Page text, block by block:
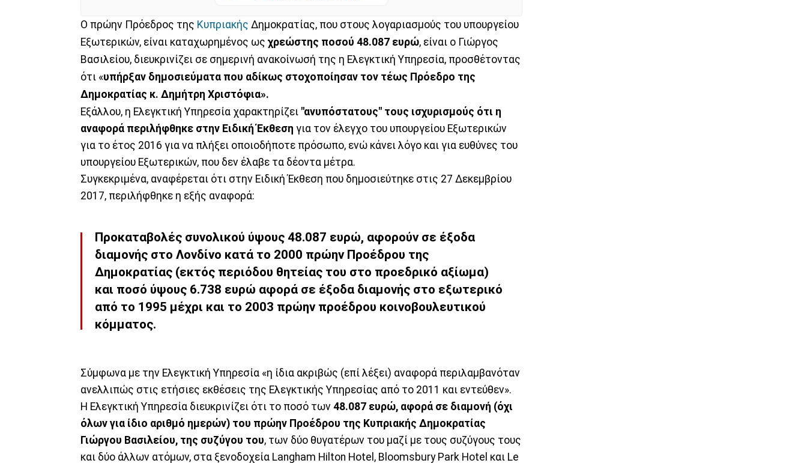
Ο πρώην Πρόεδρος της Κυπριακής Δημοκρατίας, που στους λογαριασμούς του υπουργείου
Εξωτερικών, είναι καταχωρημένος ως χρεώστης ποσού 48.087 ευρώ, είναι ο Γιώργος
Βασιλείου, διευκρινίζει σε σημερινή ανακοίνωσή της η Ελεγκτική Υπηρεσία, προσθέτοντας
ότι «υπήρξαν δημοσιεύματα που αδίκως στοχοποίησαν τον τέως Πρόεδρο της
Δημοκρατίας κ. Δημήτρη Χριστόφια».
Εξάλλου, η Ελεγκτική Υπηρεσία χαρακτηρίζει "ανυπόστατους" τους ισχυρισμούς ότι η
αναφορά περιλήφθηκε στην Ειδική Έκθεση για τον έλεγχο του υπουργείου Εξωτερικών
για το έτος 2016 για να πλήξει οποιοδήποτε πρόσωπο, ενώ κάνει λόγο και για ευθύνες του
υπουργείου Εξωτερικών, που δεν έλαβε τα δέοντα μέτρα.
Συγκεκριμένα, αναφέρεται ότι στην Ειδική Έκθεση που δημοσιεύτηκε στις 27 Δεκεμβρίου
2017, περιλήφθηκε η εξής αναφορά:
Προκαταβολές συνολικού ύψους 48.087 ευρώ, αφορούν σε έξοδα
διαμονής στο Λονδίνο κατά το 2000 πρώην Προέδρου της
Δημοκρατίας (εκτός περιόδου θητείας του στο προεδρικό αξίωμα)
και ποσό ύψους 6.738 ευρώ αφορά σε έξοδα διαμονής στο εξωτερικό
από το 1995 μέχρι και το 2003 πρώην προέδρου κοινοβουλευτικού
κόμματος.
Σύμφωνα με την Ελεγκτική Υπηρεσία «η ίδια ακριβώς (επί λέξει) αναφορά περιλαμβανόταν
ανελλιπώς στις ετήσιες εκθέσεις της Ελεγκτικής Υπηρεσίας από το 2011 και εντεύθεν».
Η Ελεγκτική Υπηρεσία διευκρινίζει ότι το ποσό των 48.087 ευρώ, αφορά σε διαμονή (όχι
όλων για ίδιο αριθμό ημερών) του πρώην Προέδρου της Κυπριακής Δημοκρατίας
Γιώργου Βασιλείου, της συζύγου του, των δύο θυγατέρων του μαζί με τους συζύγους τους
και δύο άλλων ατόμων, στα ξενοδοχεία Langham Hilton Hotel, Bloomsbury Park Hotel και Le